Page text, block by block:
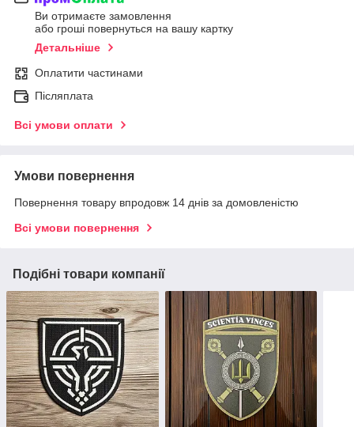
Ви отримаєте замовлення
або гроші повернуться на вашу картку
Детальніше
Оплатити частинами
Післяплата
Всі умови оплати
Умови повернення
Повернення товару впродовж 14 днів за домовленістю
Всі умови повернення
Подібні товари компанії